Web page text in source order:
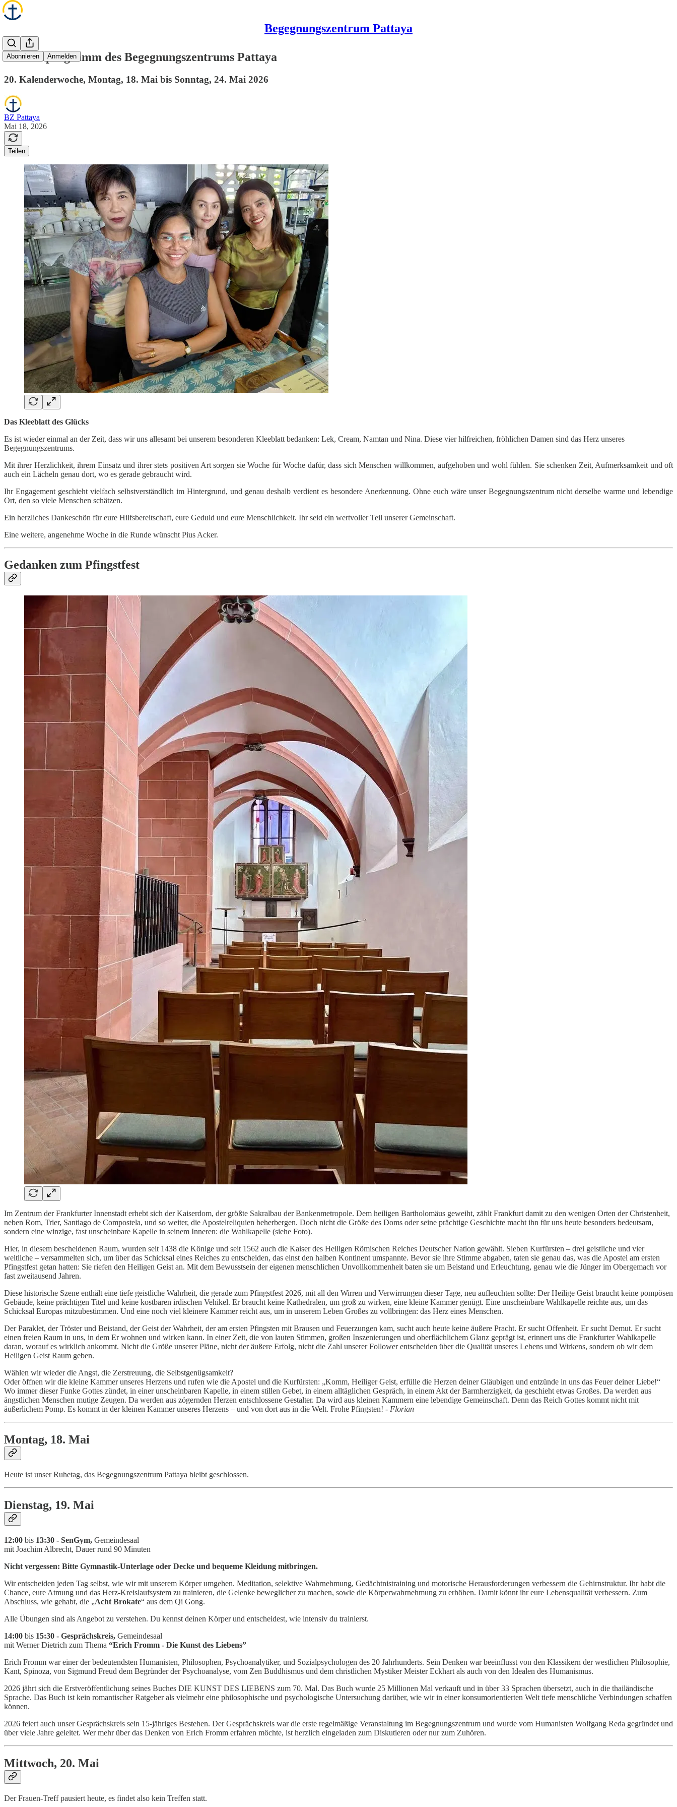
Begegnungszentrum Pattaya
Abonnieren Anmelden
Wochenprogramm des Begegnungszentrums Pattaya
20. Kalenderwoche, Montag, 18. Mai bis Sonntag, 24. Mai 2026
BZ Pattaya
Mai 18, 2026
Teilen
Das Kleeblatt des Glücks
Es ist wieder einmal an der Zeit, dass wir uns allesamt bei unserem besonderen Kleeblatt bedanken: Lek, Cream, Namtan und Nina. Diese vier hilfreichen, fröhlichen Damen sind das Herz unseres
Begegnungszentrums.
Mit ihrer Herzlichkeit, ihrem Einsatz und ihrer stets positiven Art sorgen sie Woche für Woche dafür, dass sich Menschen willkommen, aufgehoben und wohl fühlen. Sie schenken Zeit, Aufmerksamkeit und oft
auch ein Lächeln genau dort, wo es gerade gebraucht wird.
Ihr Engagement geschieht vielfach selbstverständlich im Hintergrund, und genau deshalb verdient es besondere Anerkennung. Ohne euch wäre unser Begegnungszentrum nicht derselbe warme und lebendige
Ort, den so viele Menschen schätzen.
Ein herzliches Dankeschön für eure Hilfsbereitschaft, eure Geduld und eure Menschlichkeit. Ihr seid ein wertvoller Teil unserer Gemeinschaft.
Eine weitere, angenehme Woche in die Runde wünscht Pius Acker.
Gedanken zum Pfingstfest
Im Zentrum der Frankfurter Innenstadt erhebt sich der Kaiserdom, der größte Sakralbau der Bankenmetropole. Dem heiligen Bartholomäus geweiht, zählt Frankfurt damit zu den wenigen Orten der Christenheit,
neben Rom, Trier, Santiago de Compostela, und so weiter, die Apostelreliquien beherbergen. Doch nicht die Größe des Doms oder seine prächtige Geschichte macht ihn für uns heute besonders bedeutsam,
sondern eine winzige, fast unscheinbare Kapelle in seinem Inneren: die Wahlkapelle (siehe Foto).
Hier, in diesem bescheidenen Raum, wurden seit 1438 die Könige und seit 1562 auch die Kaiser des Heiligen Römischen Reiches Deutscher Nation gewählt. Sieben Kurfürsten – drei geistliche und vier
weltliche – versammelten sich, um über das Schicksal eines Reiches zu entscheiden, das einst den halben Kontinent umspannte. Bevor sie ihre Stimme abgaben, taten sie genau das, was die Apostel am ersten
Pfingstfest getan hatten: Sie riefen den Heiligen Geist an. Mit dem Bewusstsein der eigenen menschlichen Unvollkommenheit baten sie um Beistand und Erleuchtung, genau wie die Jünger im Obergemach vor
fast zweitausend Jahren.
Diese historische Szene enthält eine tiefe geistliche Wahrheit, die gerade zum Pfingstfest 2026, mit all den Wirren und Verwirrungen dieser Tage, neu aufleuchten sollte: Der Heilige Geist braucht keine pompösen
Gebäude, keine prächtigen Titel und keine kostbaren irdischen Vehikel. Er braucht keine Kathedralen, um groß zu wirken, eine kleine Kammer genügt. Eine unscheinbare Wahlkapelle reichte aus, um das
Schicksal Europas mitzubestimmen. Und eine noch viel kleinere Kammer reicht aus, um in unserem Leben Großes zu vollbringen: das Herz eines Menschen.
Der Paraklet, der Tröster und Beistand, der Geist der Wahrheit, der am ersten Pfingsten mit Brausen und Feuerzungen kam, sucht auch heute keine äußere Pracht. Er sucht Offenheit. Er sucht Demut. Er sucht
einen freien Raum in uns, in dem Er wohnen und wirken kann. In einer Zeit, die von lauten Stimmen, großen Inszenierungen und oberflächlichem Glanz geprägt ist, erinnert uns die Frankfurter Wahlkapelle
daran, worauf es wirklich ankommt. Nicht die Größe unserer Pläne, nicht der äußere Erfolg, nicht die Zahl unserer Follower entscheiden über die Qualität unseres Lebens und Wirkens, sondern ob wir dem
Heiligen Geist Raum geben.
Wählen wir wieder die Angst, die Zerstreuung, die Selbstgenügsamkeit?
Oder öffnen wir die kleine Kammer unseres Herzens und rufen wie die Apostel und die Kurfürsten: „Komm, Heiliger Geist, erfülle die Herzen deiner Gläubigen und entzünde in uns das Feuer deiner Liebe!“
Wo immer dieser Funke Gottes zündet, in einer unscheinbaren Kapelle, in einem stillen Gebet, in einem alltäglichen Gespräch, in einem Akt der Barmherzigkeit, da geschieht etwas Großes. Da werden aus
ängstlichen Menschen mutige Zeugen. Da werden aus zögernden Herzen entschlossene Gestalter. Da wird aus kleinen Kammern eine lebendige Gemeinschaft. Denn das Reich Gottes kommt nicht mit
äußerlichem Pomp. Es kommt in der kleinen Kammer unseres Herzens – und von dort aus in die Welt. Frohe Pfingsten! - Florian
Montag, 18. Mai
Heute ist unser Ruhetag, das Begegnungszentrum Pattaya bleibt geschlossen.
Dienstag, 19. Mai
12:00 bis 13:30 - SenGym, Gemeindesaal
mit Joachim Albrecht, Dauer rund 90 Minuten
Nicht vergessen: Bitte Gymnastik-Unterlage oder Decke und bequeme Kleidung mitbringen.
Wir entscheiden jeden Tag selbst, wie wir mit unserem Körper umgehen. Meditation, selektive Wahrnehmung, Gedächtnistraining und motorische Herausforderungen verbessern die Gehirnstruktur. Ihr habt die
Chance, eure Atmung und das Herz-Kreislaufsystem zu trainieren, die Gelenke beweglicher zu machen, sowie die Körperwahrnehmung zu erhöhen. Damit könnt ihr eure Lebensqualität verbessern. Zum
Abschluss, wie gehabt, die „Acht Brokate“ aus dem Qi Gong.
Alle Übungen sind als Angebot zu verstehen. Du kennst deinen Körper und entscheidest, wie intensiv du trainierst.
14:00 bis 15:30 - Gesprächskreis, Gemeindesaal
mit Werner Dietrich zum Thema “Erich Fromm - Die Kunst des Liebens”
Erich Fromm war einer der bedeutendsten Humanisten, Philosophen, Psychoanalytiker, und Sozialpsychologen des 20 Jahrhunderts. Sein Denken war beeinflusst von den Klassikern der westlichen Philosophie,
Kant, Spinoza, von Sigmund Freud dem Begründer der Psychoanalyse, vom Zen Buddhismus und dem christlichen Mystiker Meister Eckhart als auch von den Idealen des Humanismus.
2026 jährt sich die Erstveröffentlichung seines Buches DIE KUNST DES LIEBENS zum 70. Mal. Das Buch wurde 25 Millionen Mal verkauft und in über 33 Sprachen übersetzt, auch in die thailändische
Sprache. Das Buch ist kein romantischer Ratgeber als vielmehr eine philosophische und psychologische Untersuchung darüber, wie wir in einer konsumorientierten Welt tiefe menschliche Verbindungen schaffen
können.
2026 feiert auch unser Gesprächskreis sein 15-jähriges Bestehen. Der Gesprächskreis war die erste regelmäßige Veranstaltung im Begegnungszentrum und wurde vom Humanisten Wolfgang Reda gegründet und
über viele Jahre geleitet. Wer mehr über das Denken von Erich Fromm erfahren möchte, ist herzlich eingeladen zum Diskutieren oder nur zum Zuhören.
Mittwoch, 20. Mai
Der Frauen-Treff pausiert heute, es findet also kein Treffen statt.